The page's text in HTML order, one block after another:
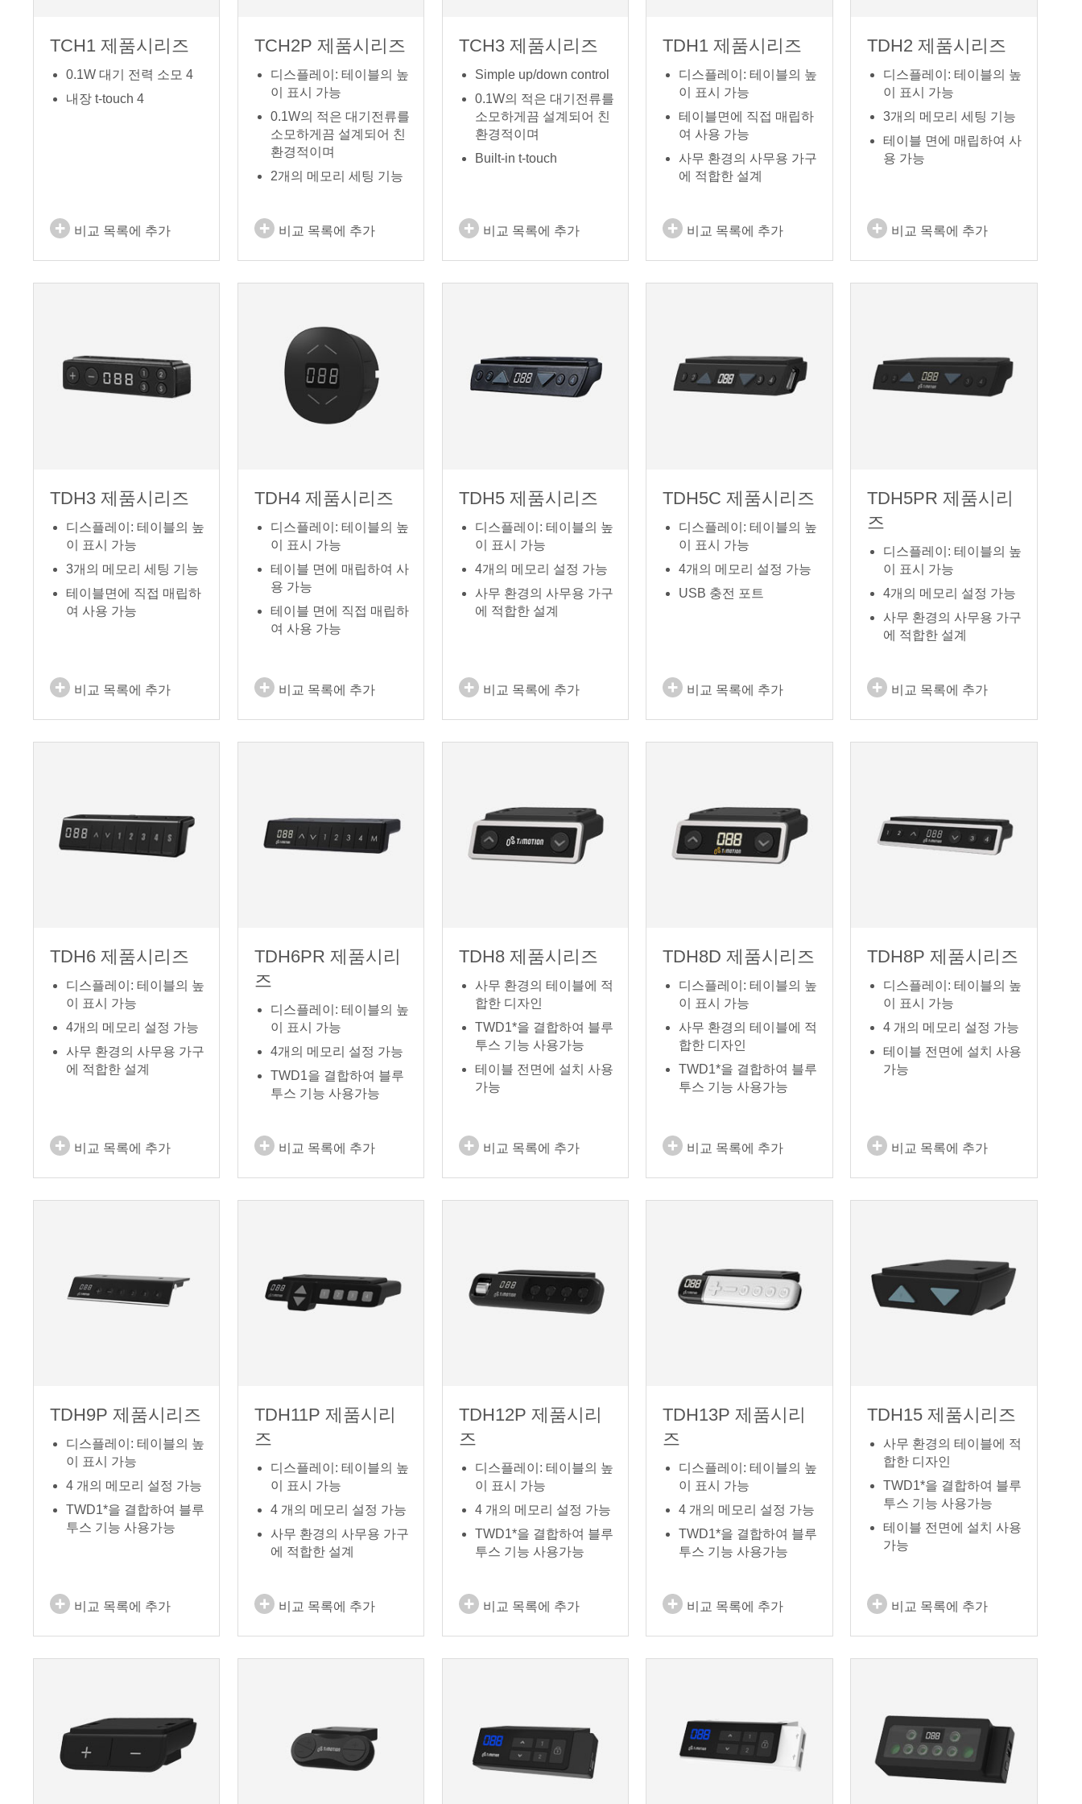
TCH1 제품시리즈
0.1W 대기 전력 소모 4
내장 t-touch 4
비교 목록에 추가
TCH2P 제품시리즈
디스플레이: 테이블의 높
이 표시 가능
0.1W의 적은 대기전류를
소모하게끔 설계되어 친
환경적이며
2개의 메모리 세팅 기능
비교 목록에 추가
TCH3 제품시리즈
Simple up/down control
0.1W의 적은 대기전류를
소모하게끔 설계되어 친
환경적이며
Built-in t-touch
비교 목록에 추가
TDH1 제품시리즈
디스플레이: 테이블의 높
이 표시 가능
테이블면에 직접 매립하
여 사용 가능
사무 환경의 사무용 가구
에 적합한 설계
비교 목록에 추가
TDH2 제품시리즈
디스플레이: 테이블의 높
이 표시 가능
3개의 메모리 세팅 기능
테이블 면에 매립하여 사
용 가능
비교 목록에 추가
TDH3 제품시리즈
디스플레이: 테이블의 높
이 표시 가능
3개의 메모리 세팅 기능
테이블면에 직접 매립하
여 사용 가능
비교 목록에 추가
TDH4 제품시리즈
디스플레이: 테이블의 높
이 표시 가능
테이블 면에 매립하여 사
용 가능
테이블 면에 직접 매립하
여 사용 가능
비교 목록에 추가
TDH5 제품시리즈
디스플레이: 테이블의 높
이 표시 가능
4개의 메모리 설정 가능
사무 환경의 사무용 가구
에 적합한 설계
비교 목록에 추가
TDH5C 제품시리즈
디스플레이: 테이블의 높
이 표시 가능
4개의 메모리 설정 가능
USB 충전 포트
비교 목록에 추가
TDH5PR 제품시리
즈
디스플레이: 테이블의 높
이 표시 가능
4개의 메모리 설정 가능
사무 환경의 사무용 가구
에 적합한 설계
비교 목록에 추가
TDH6 제품시리즈
디스플레이: 테이블의 높
이 표시 가능
4개의 메모리 설정 가능
사무 환경의 사무용 가구
에 적합한 설계
비교 목록에 추가
TDH6PR 제품시리
즈
디스플레이: 테이블의 높
이 표시 가능
4개의 메모리 설정 가능
TWD1을 결합하여 블루
투스 기능 사용가능
비교 목록에 추가
TDH8 제품시리즈
사무 환경의 테이블에 적
합한 디자인
TWD1*을 결합하여 블루
투스 기능 사용가능
테이블 전면에 설치 사용
가능
비교 목록에 추가
TDH8D 제품시리즈
디스플레이: 테이블의 높
이 표시 가능
사무 환경의 테이블에 적
합한 디자인
TWD1*을 결합하여 블루
투스 기능 사용가능
비교 목록에 추가
TDH8P 제품시리즈
디스플레이: 테이블의 높
이 표시 가능
4 개의 메모리 설정 가능
테이블 전면에 설치 사용
가능
비교 목록에 추가
TDH9P 제품시리즈
디스플레이: 테이블의 높
이 표시 가능
4 개의 메모리 설정 가능
TWD1*을 결합하여 블루
투스 기능 사용가능
비교 목록에 추가
TDH11P 제품시리
즈
디스플레이: 테이블의 높
이 표시 가능
4 개의 메모리 설정 가능
사무 환경의 사무용 가구
에 적합한 설계
비교 목록에 추가
TDH12P 제품시리
즈
디스플레이: 테이블의 높
이 표시 가능
4 개의 메모리 설정 가능
TWD1*을 결합하여 블루
투스 기능 사용가능
비교 목록에 추가
TDH13P 제품시리
즈
디스플레이: 테이블의 높
이 표시 가능
4 개의 메모리 설정 가능
TWD1*을 결합하여 블루
투스 기능 사용가능
비교 목록에 추가
TDH15 제품시리즈
사무 환경의 테이블에 적
합한 디자인
TWD1*을 결합하여 블루
투스 기능 사용가능
테이블 전면에 설치 사용
가능
비교 목록에 추가